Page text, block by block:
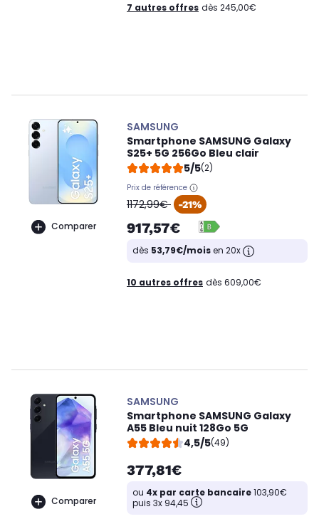
7 autres offres dès 245,00€
Comparer
SAMSUNG
Smartphone SAMSUNG Galaxy
S25+ 5G 256Go Bleu clair
5/5(2)
Prix de référence
oldPrice
1172,99€ -21%
917,57€
dès 53,79€/moisen 20x
10 autres offres dès 609,00€
Comparer
SAMSUNG
Smartphone SAMSUNG Galaxy
A55 Bleu nuit 128Go 5G
4,5/5(49)
377,81€
ou 4x par carte bancaire103,90€
puis 3x 94,45